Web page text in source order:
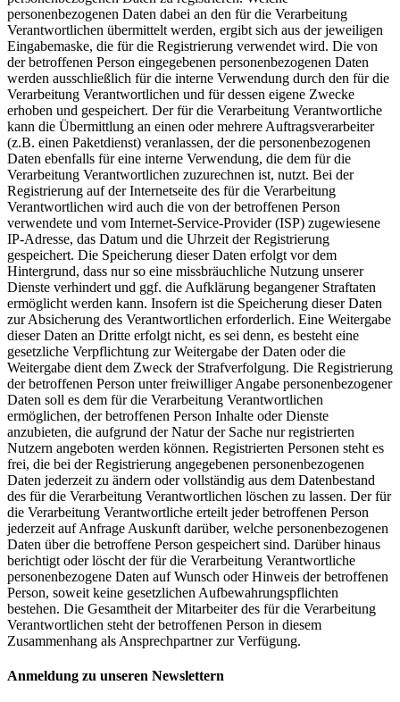
personenbezogenen Daten dabei an den für die Verarbeitung
Verantwortlichen übermittelt werden, ergibt sich aus der jeweiligen
Eingabemaske, die für die Registrierung verwendet wird. Die von
der betroffenen Person eingegebenen personenbezogenen Daten
werden ausschließlich für die interne Verwendung durch den für die
Verarbeitung Verantwortlichen und für dessen eigene Zwecke
erhoben und gespeichert. Der für die Verarbeitung Verantwortliche
kann die Übermittlung an einen oder mehrere Auftragsverarbeiter
(z.B. einen Paketdienst) veranlassen, der die personenbezogenen
Daten ebenfalls für eine interne Verwendung, die dem für die
Verarbeitung Verantwortlichen zuzurechnen ist, nutzt. Bei der
Registrierung auf der Internetseite des für die Verarbeitung
Verantwortlichen wird auch die von der betroffenen Person
verwendete und vom Internet-Service-Provider (ISP) zugewiesene
IP-Adresse, das Datum und die Uhrzeit der Registrierung
gespeichert. Die Speicherung dieser Daten erfolgt vor dem
Hintergrund, dass nur so eine missbräuchliche Nutzung unserer
Dienste verhindert und ggf. die Aufklärung begangener Straftaten
ermöglicht werden kann. Insofern ist die Speicherung dieser Daten
zur Absicherung des Verantwortlichen erforderlich. Eine Weitergabe
dieser Daten an Dritte erfolgt nicht, es sei denn, es besteht eine
gesetzliche Verpflichtung zur Weitergabe der Daten oder die
Weitergabe dient dem Zweck der Strafverfolgung. Die Registrierung
der betroffenen Person unter freiwilliger Angabe personenbezogener
Daten soll es dem für die Verarbeitung Verantwortlichen
ermöglichen, der betroffenen Person Inhalte oder Dienste
anzubieten, die aufgrund der Natur der Sache nur registrierten
Nutzern angeboten werden können. Registrierten Personen steht es
frei, die bei der Registrierung angegebenen personenbezogenen
Daten jederzeit zu ändern oder vollständig aus dem Datenbestand
des für die Verarbeitung Verantwortlichen löschen zu lassen. Der für
die Verarbeitung Verantwortliche erteilt jeder betroffenen Person
jederzeit auf Anfrage Auskunft darüber, welche personenbezogenen
Daten über die betroffene Person gespeichert sind. Darüber hinaus
berichtigt oder löscht der für die Verarbeitung Verantwortliche
personenbezogene Daten auf Wunsch oder Hinweis der betroffenen
Person, soweit keine gesetzlichen Aufbewahrungspflichten
bestehen. Die Gesamtheit der Mitarbeiter des für die Verarbeitung
Verantwortlichen steht der betroffenen Person in diesem
Zusammenhang als Ansprechpartner zur Verfügung.
Anmeldung zu unseren Newslettern